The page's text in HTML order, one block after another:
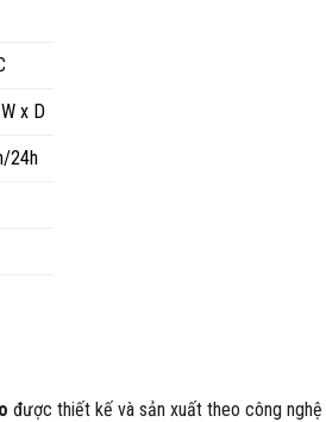
x D
24h
được thiết kế và sản xuất theo công